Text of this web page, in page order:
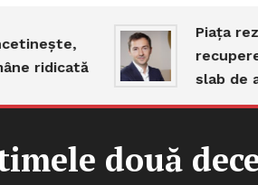
Piața
recuperează
slab de an
două